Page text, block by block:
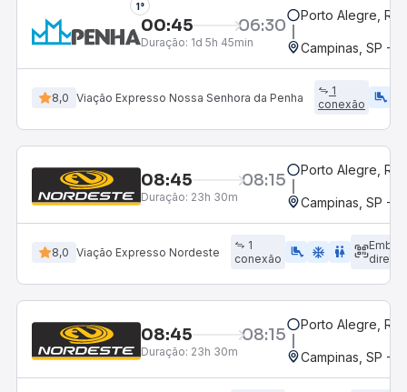
1°
00:45 06:30
Duração: 1d 5h 45min
Porto Alegre, RS
Campinas, SP -
8,0 Viação Expresso Nossa Senhora da Penha
1
conexão
airline_seat_legroom_extra
08:45 08:15
Duração: 23h 30m
Porto Alegre, RS
Campinas, SP -
8,0 Viação Expresso Nordeste
1
conexão
airline_seat_legroom_extra ac_unit WC
direto
08:45 08:15
Duração: 23h 30m
Porto Alegre, RS
Campinas, SP -